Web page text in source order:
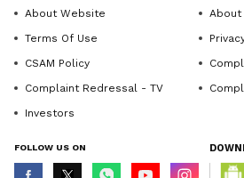
About Website
About
Terms Of Use
CSAM Policy
Complaint Redressal - TV
Investors
FOLLOW US ON